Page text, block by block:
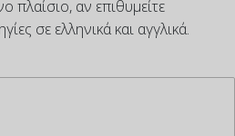
πλαίσιο, αν επιθυμείτε
σε ελληνικά και αγγλικά.